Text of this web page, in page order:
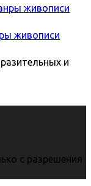
живописи
и
с разрешения